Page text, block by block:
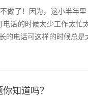
做了！因为，这小半年
话的时候太少工作太忙
的电话可这样的时候总是
人...
知道吗？